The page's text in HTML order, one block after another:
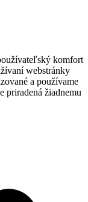
komfort
webstránky
a používame
priradená žiadnemu